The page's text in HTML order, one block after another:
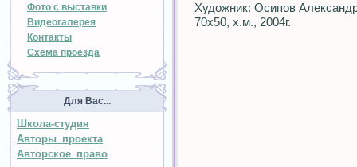
Фото с выставки
Видеогалерея
Контакты
Схема проезда
Для Вас...
Школа-студия
Авторы проекта
Авторское право
Художник: Осипов
70х50, х.м., 2004г.